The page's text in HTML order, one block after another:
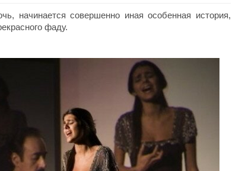
начинается совершенно иная особенная история,
фаду.